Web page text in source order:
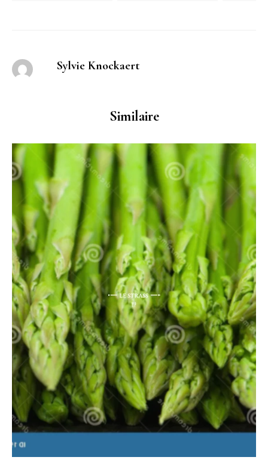
Sylvie Knockaert
Similaire